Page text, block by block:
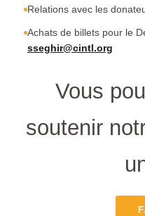
Relations avec les
Achats de billets pour le
sseghir@cintl.org
Vous
soutenir